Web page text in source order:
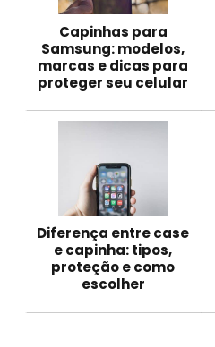
Capinhas para
Samsung: modelos,
marcas e dicas para
proteger seu celular
Diferença entre case
e capinha: tipos,
proteção e como
escolher